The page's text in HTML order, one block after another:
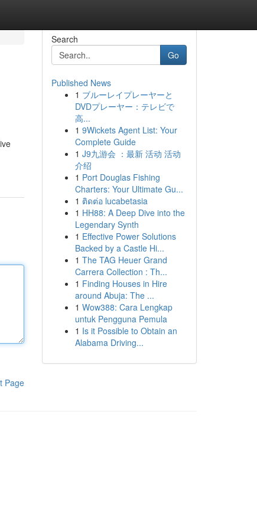
Page
Search
Go
Published News
1 ブルーレイプレーヤーと
DVDプレーヤー：テレビで
高...
1 9Wickets Agent List: Your
Complete Guide
1 J9九游会 ：最新 活动 活动
介绍
1 Port Douglas Fishing
Charters: Your Ultimate Gu...
1 ติดต่อ lucabetasia
1 HH88: A Deep Dive into the
Legendary Synth
1 Effective Power Solutions
Backed by a Castle Hi...
1 The TAG Heuer Grand
Carrera Collection : Th...
1 Finding Houses in Hire
around Abuja: The ...
1 Wow388: Cara Lengkap
untuk Pengguna Pemula
1 Is it Possible to Obtain an
Alabama Driving...